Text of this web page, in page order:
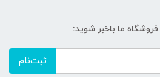
ما باخبر شوید:
ثبت‌نام